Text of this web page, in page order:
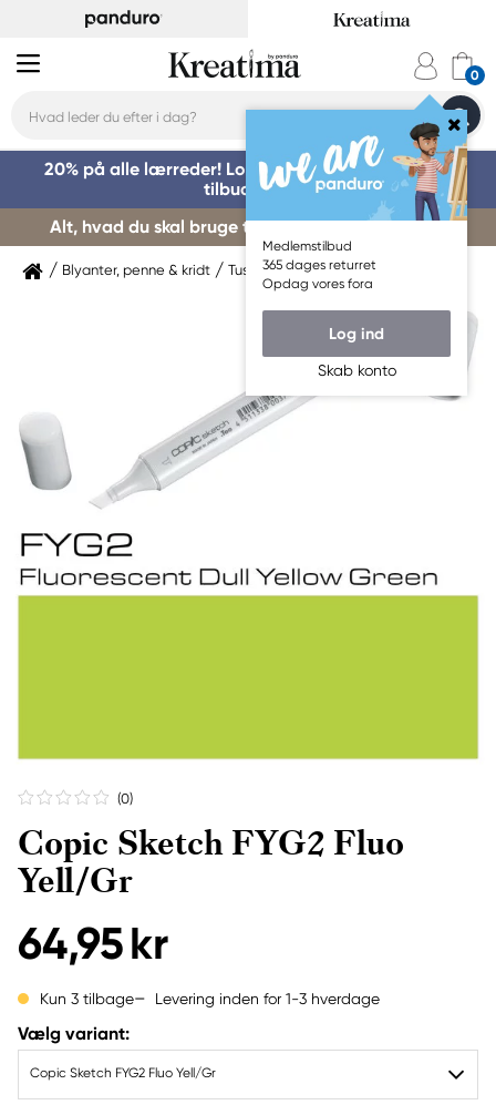
Medlemstilbud
365 dages returret
Opdag vores fora
Log ind
Skab konto
20% på alle lærreder! Log på for at benytte dig af
tilbuddet »
Alt, hvad du skal bruge til kursusstart – køb her »
Blyanter, penne & kridt Tuschpenne & markers
(0)
Copic Sketch FYG2 Fluo
Yell/Gr
64,95 kr
Kun 3 tilbage Levering inden for 1-3 hverdage
Vælg variant:
Copic Sketch FYG2 Fluo Yell/Gr